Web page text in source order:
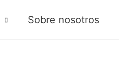
Sobre nosotros